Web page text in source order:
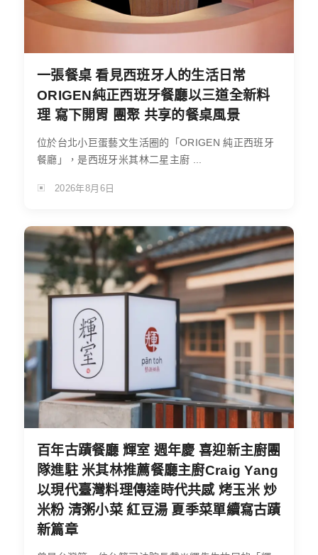
一張餐桌 看見西班牙人的生活日常
ORIGEN純正西班牙餐廳以三道全新料
理 寫下開胃 團聚 共享的餐桌風景
位於台北小巨蛋藝文生活圈的「ORIGEN 純正西班牙
餐廳」，是西班牙米其林二星主廚 ...
2026年8月6日
百年古蹟餐廳 輝室 週年慶 喜迎新主廚團
隊進駐 米其林推薦餐廳主廚Craig Yang
以現代臺灣料理傳達時代共感 烤玉米 炒
米粉 清粥小菜 紅豆湯 夏季菜單續寫古蹟
新篇章